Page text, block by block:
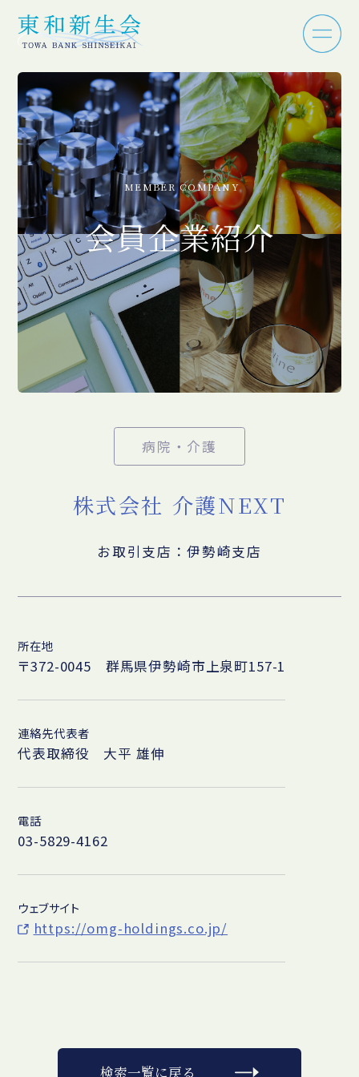
MEMBER COMPANY
会員企業紹介
病院・介護
株式会社 介護NEXT
お取引支店：伊勢崎支店
所在地
〒372-0045 群馬県伊勢崎市上泉町157-1
連絡先代表者
代表取締役 大平 雄伸
電話
03-5829-4162
ウェブサイト
https://omg-holdings.co.jp/
検索一覧に戻る